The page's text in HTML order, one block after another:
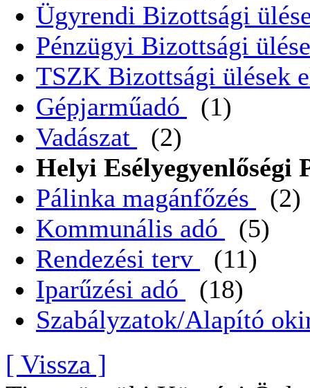
Ügyrendi Bizottsági
Pénzügyi Bizottsági
TSZK Bizottsági ülések
Gépjarműadó
(1)
Vadászat
(2)
Helyi Esélyegyenlőségi
Pálinka magánfőzés
(2)
Kommunális adó
(5)
Rendezési terv
(11)
Iparűzési adó
(18)
Szabályzatok/Alapító
[ Vissza ]